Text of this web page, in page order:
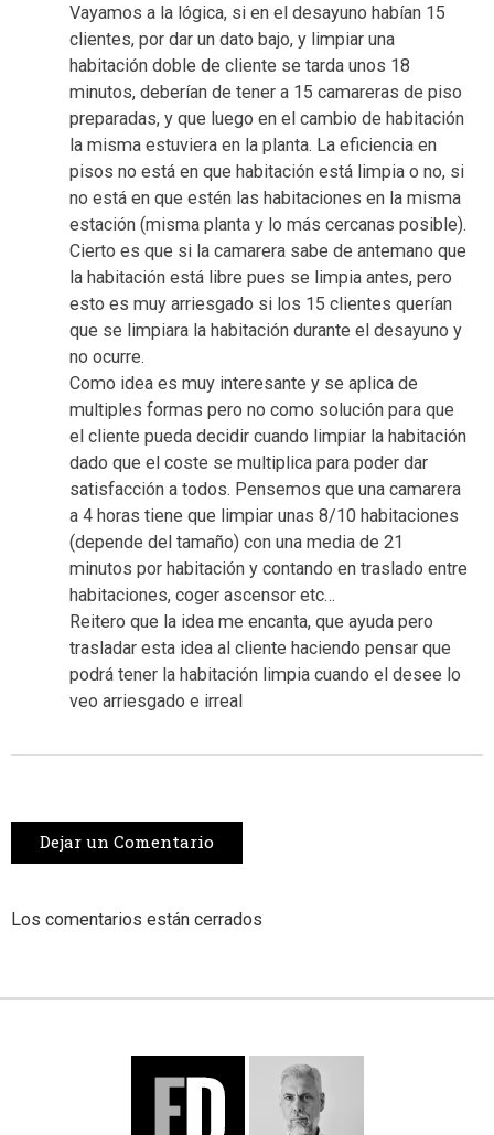
Vayamos a la lógica, si en el desayuno habían 15
clientes, por dar un dato bajo, y limpiar una
habitación doble de cliente se tarda unos 18
minutos, deberían de tener a 15 camareras de piso
preparadas, y que luego en el cambio de habitación
la misma estuviera en la planta. La eficiencia en
pisos no está en que habitación está limpia o no, si
no está en que estén las habitaciones en la misma
estación (misma planta y lo más cercanas posible).
Cierto es que si la camarera sabe de antemano que
la habitación está libre pues se limpia antes, pero
esto es muy arriesgado si los 15 clientes querían
que se limpiara la habitación durante el desayuno y
no ocurre.
Como idea es muy interesante y se aplica de
multiples formas pero no como solución para que
el cliente pueda decidir cuando limpiar la habitación
dado que el coste se multiplica para poder dar
satisfacción a todos. Pensemos que una camarera
a 4 horas tiene que limpiar unas 8/10 habitaciones
(depende del tamaño) con una media de 21
minutos por habitación y contando en traslado entre
habitaciones, coger ascensor etc…
Reitero que la idea me encanta, que ayuda pero
trasladar esta idea al cliente haciendo pensar que
podrá tener la habitación limpia cuando el desee lo
veo arriesgado e irreal
Dejar un Comentario
Los comentarios están cerrados